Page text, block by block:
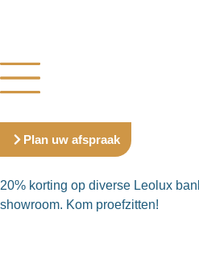
Plan uw afspraak
20% korting op diverse Leolux
showroom. Kom proefzitten!